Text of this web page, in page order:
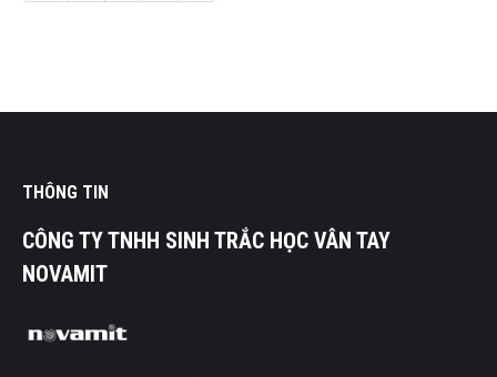
THÔNG TIN
CÔNG TY TNHH SINH TRẮC HỌC VÂN TAY
NOVAMIT